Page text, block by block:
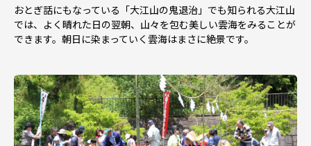
おとぎ話にもなっている「大江山の鬼退治」でも知られる大江山
では、よく晴れた日の翌朝、山々を包む美しい雲海をみることが
できます。朝日に染まっていく雲海はまさに絶景です。